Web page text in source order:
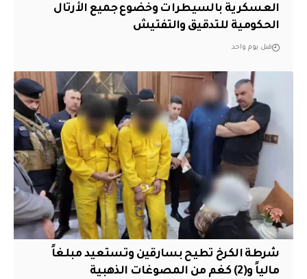
العسكرية بالسيطرات وخضوع جميع الأرتال
الحكومية للتدقيق والتفتيش
قبل يوم واحد
شرطة الكرخ تطيح بسارقين وتستعيد مبلغاً
مالياً و(2) كغم من المصوغات الذهبية